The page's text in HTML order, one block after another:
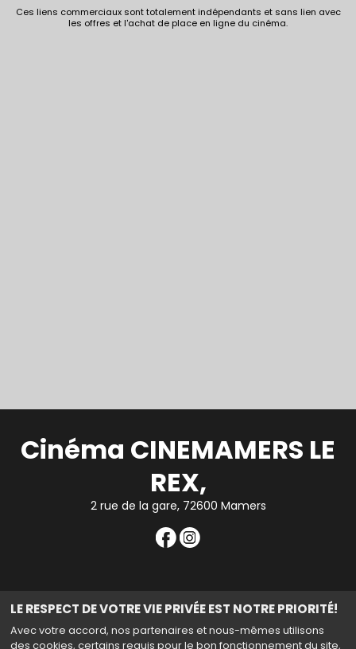
LE RESPECT DE VOTRE VIE PRIVÉE EST NOTRE PRIORITÉ!
Avec votre accord, nos partenaires et nous-mêmes utilisons
des cookies, certains requis pour le bon fonctionnement du site,
Ces liens commerciaux sont totalement indépendants et sans lien avec
les offres et l'achat de place en ligne du cinéma.
Cinéma CINEMAMERS LE
REX,
2 rue de la gare, 72600 Mamers
Mentions légales|Contact| Tel : 02 43 97 59 39